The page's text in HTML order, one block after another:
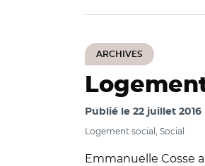
ARCHIVES
Publié le 22 juillet 2016
Logement social, Social
Emmanuelle Cosse